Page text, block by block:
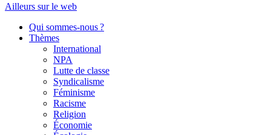
Ailleurs sur le web
Qui sommes-nous ?
Thèmes
International
NPA
Lutte de classe
Syndicalisme
Féminisme
Racisme
Religion
Économie